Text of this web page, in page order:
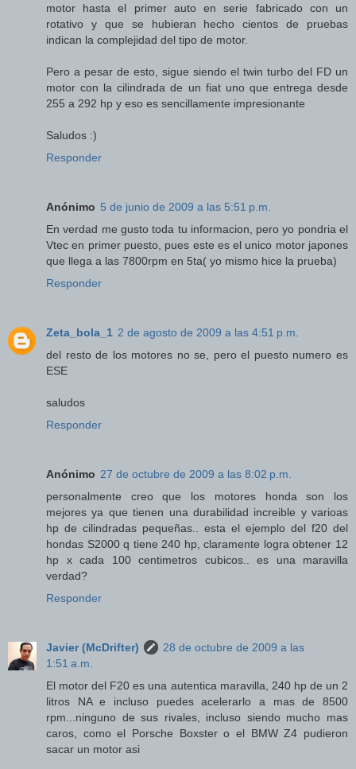
motor hasta el primer auto en serie fabricado con un
rotativo y que se hubieran hecho cientos de pruebas
indican la complejidad del tipo de motor.
Pero a pesar de esto, sigue siendo el twin turbo del FD un
motor con la cilindrada de un fiat uno que entrega desde
255 a 292 hp y eso es sencillamente impresionante
Saludos :)
Responder
Anónimo 5 de junio de 2009 a las 5:51 p.m.
En verdad me gusto toda tu informacion, pero yo pondria el
Vtec en primer puesto, pues este es el unico motor japones
que llega a las 7800rpm en 5ta( yo mismo hice la prueba)
Responder
Zeta_bola_1 2 de agosto de 2009 a las 4:51 p.m.
del resto de los motores no se, pero el puesto numero es
ESE
saludos
Responder
Anónimo 27 de octubre de 2009 a las 8:02 p.m.
personalmente creo que los motores honda son los
mejores ya que tienen una durabilidad increible y varioas
hp de cilindradas pequeñas.. esta el ejemplo del f20 del
hondas S2000 q tiene 240 hp, claramente logra obtener 12
hp x cada 100 centimetros cubicos.. es una maravilla
verdad?
Responder
Javier (McDrifter)
28 de octubre de 2009 a las
1:51 a.m.
El motor del F20 es una autentica maravilla, 240 hp de un 2
litros NA e incluso puedes acelerarlo a mas de 8500
rpm...ninguno de sus rivales, incluso siendo mucho mas
caros, como el Porsche Boxster o el BMW Z4 pudieron
sacar un motor asi